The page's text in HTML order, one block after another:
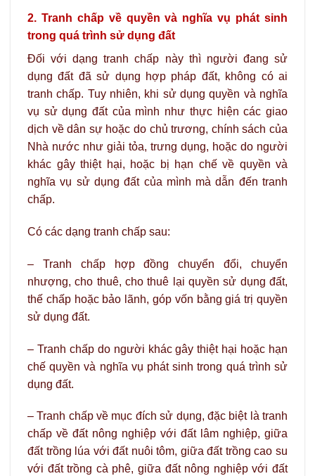
2. Tranh chấp về quyền và nghĩa vụ phát sinh
trong quá trình sử dụng đất
Đối với dạng tranh chấp này thì người đang sử
dụng đất đã sử dụng hợp pháp đất, không có ai
tranh chấp. Tuy nhiên, khi sử dụng quyền và nghĩa
vụ sử dụng đất của mình như thực hiện các giao
dịch về dân sự hoặc do chủ trương, chính sách của
Nhà nước như giải tỏa, trưng dụng, hoặc do người
khác gây thiệt hại, hoặc bị hạn chế về quyền và
nghĩa vụ sử dụng đất của mình mà dẫn đến tranh
chấp.
Có các dạng tranh chấp sau:
– Tranh chấp hợp đồng chuyển đổi, chuyển
nhượng, cho thuê, cho thuê lại quyền sử dụng đất,
thế chấp hoặc bảo lãnh, góp vốn bằng giá trị quyền
sử dụng đất.
– Tranh chấp do người khác gây thiệt hại hoặc hạn
chế quyền và nghĩa vụ phát sinh trong quá trình sử
dụng đất.
– Tranh chấp về mục đích sử dụng, đặc biệt là tranh
chấp về đất nông nghiệp với đất lâm nghiệp, giữa
đất trồng lúa với đất nuôi tôm, giữa đất trồng cao su
với đất trồng cà phê, giữa đất nông nghiệp với đất